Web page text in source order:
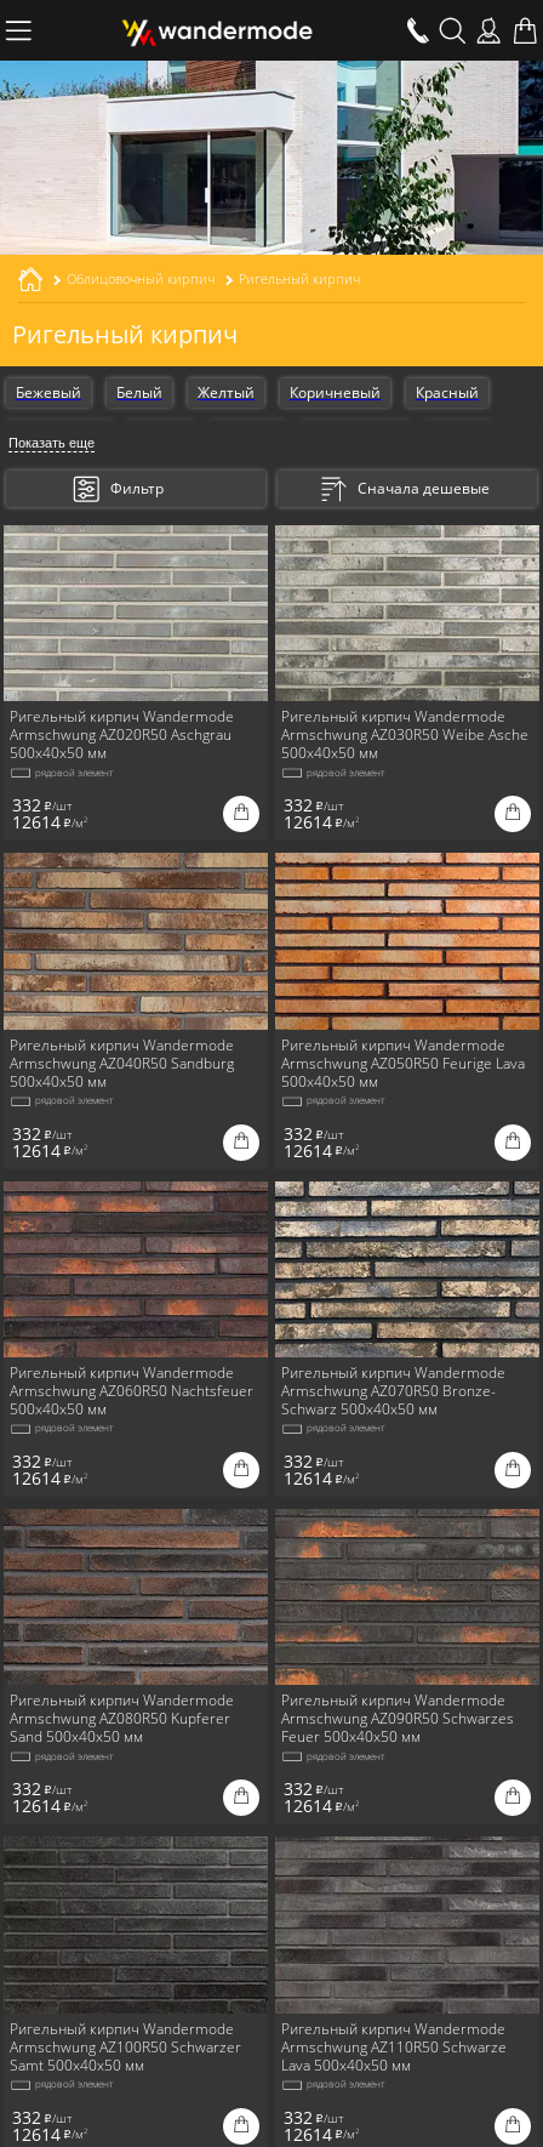
Облицовочный кирпич Ригельный кирпич
Ригельный кирпич
Бежевый Белый Желтый Коричневый Красный
Оранжевый
Для фасада
Показать еще
Фильтр Сначала дешевые
Ригельный кирпич Wandermode
Armschwung AZ020R50 Aschgrau
500x40x50 мм
рядовой элемент
332 i/шт
12614 i/м2
Ригельный кирпич Wandermode
Armschwung AZ030R50 Weibe Asche
500x40x50 мм
рядовой элемент
332 i/шт
12614 i/м2
Ригельный кирпич Wandermode
Armschwung AZ040R50 Sandburg
500x40x50 мм
рядовой элемент
332 i/шт
12614 i/м2
Ригельный кирпич Wandermode
Armschwung AZ050R50 Feurige Lava
500x40x50 мм
рядовой элемент
332 i/шт
12614 i/м2
Ригельный кирпич Wandermode
Armschwung AZ060R50 Nachtsfeuer
500x40x50 мм
рядовой элемент
332 i/шт
12614 i/м2
Ригельный кирпич Wandermode
Armschwung AZ070R50 Bronze-
Schwarz 500x40x50 мм
рядовой элемент
332 i/шт
12614 i/м2
Ригельный кирпич Wandermode
Armschwung AZ080R50 Kupferer
Sand 500x40x50 мм
рядовой элемент
332 i/шт
12614 i/м2
Ригельный кирпич Wandermode
Armschwung AZ090R50 Schwarzes
Feuer 500x40x50 мм
рядовой элемент
332 i/шт
12614 i/м2
Ригельный кирпич Wandermode
Armschwung AZ100R50 Schwarzer
Samt 500x40x50 мм
рядовой элемент
332 i/шт
12614 i/м2
Ригельный кирпич Wandermode
Armschwung AZ110R50 Schwarze
Lava 500x40x50 мм
рядовой элемент
332 i/шт
12614 i/м2